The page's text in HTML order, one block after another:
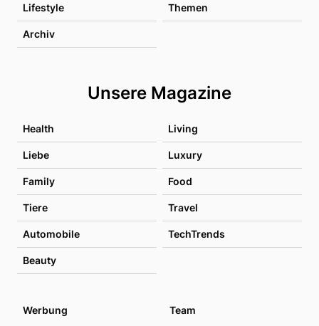
Lifestyle Themen
Archiv
Unsere Magazine
Health Living
Liebe Luxury
Family Food
Tiere Travel
Automobile TechTrends
Beauty
Werbung Team